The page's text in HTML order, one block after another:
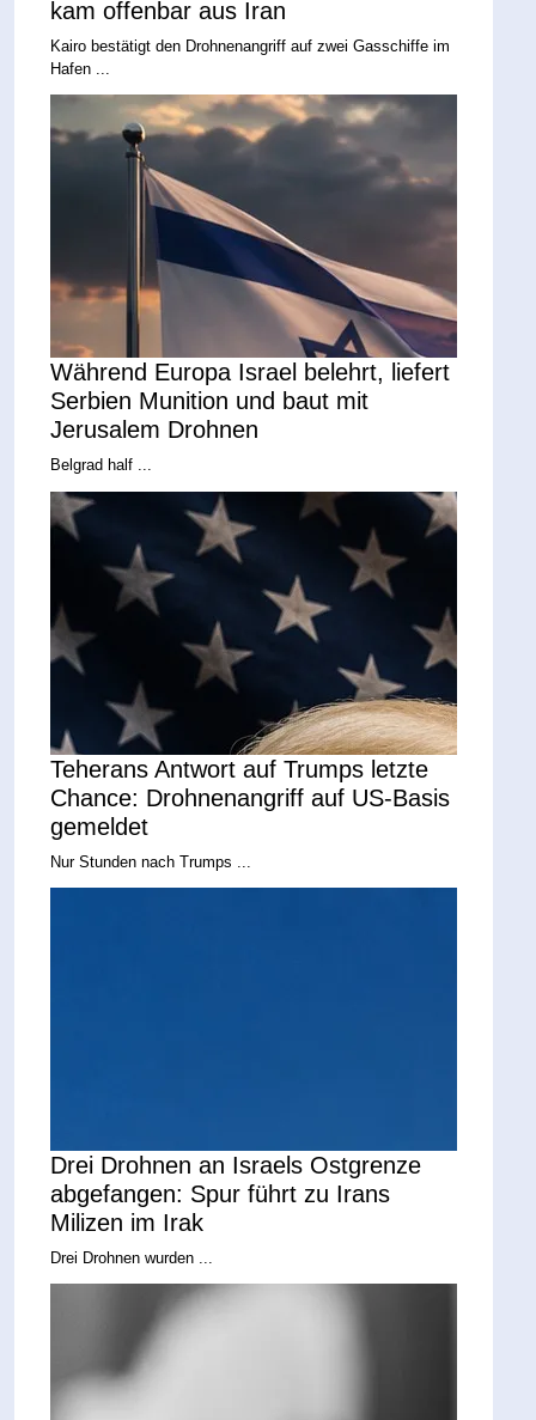
kam offenbar aus Iran
Kairo bestätigt den Drohnenangriff auf zwei Gasschiffe im
Hafen ...
Während Europa Israel belehrt, liefert
Serbien Munition und baut mit
Jerusalem Drohnen
Belgrad half ...
Teherans Antwort auf Trumps letzte
Chance: Drohnenangriff auf US-Basis
gemeldet
Nur Stunden nach Trumps ...
Drei Drohnen an Israels Ostgrenze
abgefangen: Spur führt zu Irans
Milizen im Irak
Drei Drohnen wurden ...